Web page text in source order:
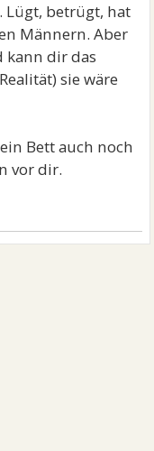
Lügt, betrügt, hat
Männern. Aber
kann dir das
sie wäre
Bett auch noch
vor dir.